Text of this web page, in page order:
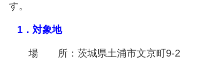
す。
1．対象地
場 所：茨城県土浦市文京町9-2